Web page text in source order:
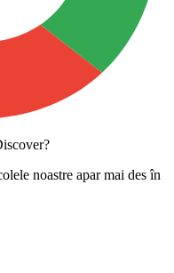
noastre apar mai des în